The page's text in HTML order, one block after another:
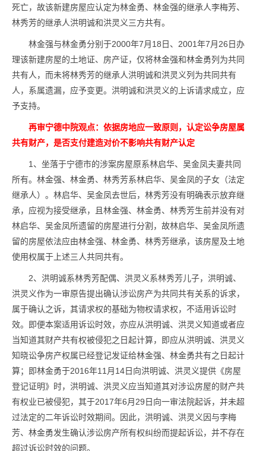
死亡，故该新建房屋应认定为林金勇、林金强的继承人李梅芳、
林秀芳的继承人洪明诚和洪灵义三方共有。
林金强与林金勇分别于2000年7月18日、2001年7月26日办
理该新建房屋的土地证、房产证，仅将林金强和林金勇列为共同
共有人，而未将林秀芳的继承人洪明诚和洪灵义列为共同共有
人，系属遗漏，应予变更。洪明诚和洪灵义的上诉请求成立，应
予支持。
再审宁德中院观点：依据房地应一致原则，认定讼争房屋属
共有财产，是否支付建造对价不影响共有财产认定
1、坐落于宁德市的涉案房屋原系林启华、吴金凤夫妻共同
所有。林金强、林金勇、林秀芳系林启华、吴金凤的子女（法定
继承人）。林启华、吴金凤去世后，林秀芳没有明确表示放弃继
承，应视为接受继承，且林金强、林金勇、林秀芳生前并没有对
林启华、吴金凤所遗留的房屋进行分割，故林启华、吴金凤所遗
留的房屋依法应由林金强、林金勇、林秀芳继承，该房屋及土地
使用权属于上述三人共同共有。
2、洪明诚系林秀芳配偶、洪灵义系林秀芳儿子，洪明诚、
洪灵义作为一审原告提出确认涉讼房产为共同共有关系的诉求，
属于确认之诉，其请求权的基础为物权请求权，不适用诉讼时
效。即便本案适用诉讼时效，亦应从洪明诚、洪灵义知道或者应
当知道其财产共有权被侵犯之日起计算，即应从洪明诚、洪灵义
知晓讼争房产权属已经登记发证给林金强、林金勇共有之日起计
算；即林金勇于2016年11月14日向洪明诚、洪灵义提供《房屋
登记证明》时，洪明诚、洪灵义应当知道其对涉讼房屋的财产共
有权业已被侵犯，其于2017年6月29日向一审法院起诉，并未超
过法定的二年诉讼时效期间。因此，洪明诚、洪灵义因与李梅
芳、林金勇发生确认涉讼房产所有权纠纷而提起诉讼，并不存在
超过诉讼时效的问题。